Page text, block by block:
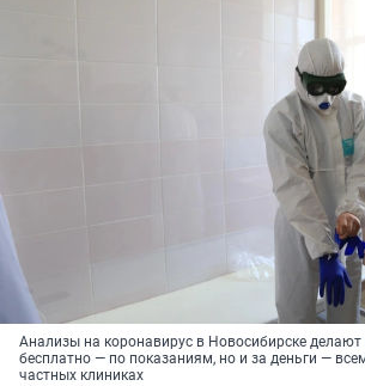
Анализы на коронавирус в Новосибирске делают
бесплатно — по показаниям, но и за деньги —
частных клиниках